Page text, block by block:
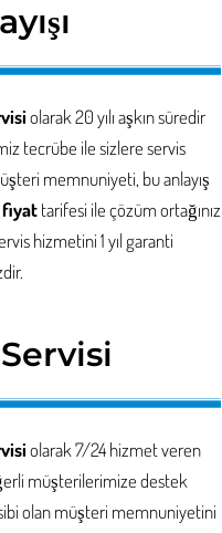
olarak 20 yılı aşkın süredir
tecrübe ile sizlere servis
memnuniyeti, bu anlayış
fiyattarifesi ile çözüm ortağınız
hizmetini 1 yıl garanti
olarak 7/24 hizmet veren
müşterilerimize destek
olan müşteri memnuniyetini